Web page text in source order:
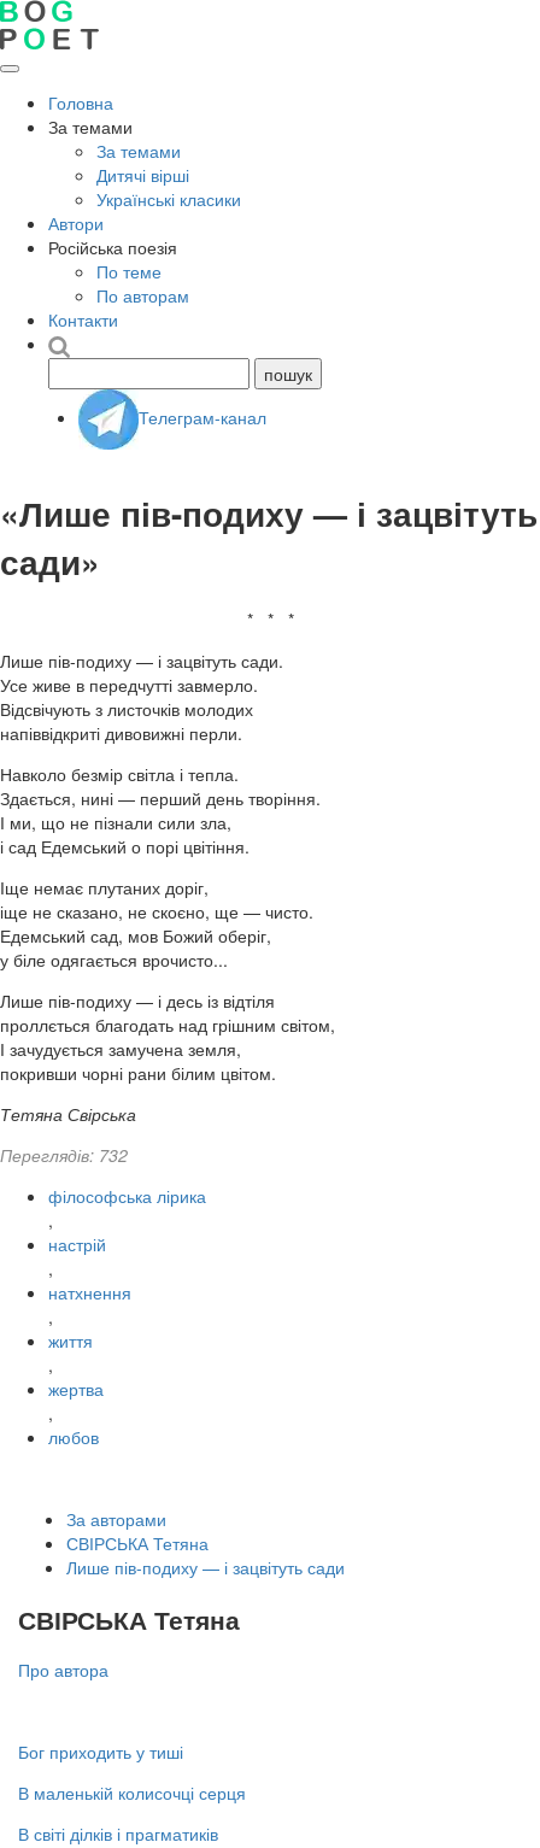
Головна
За темами
За темами
Дитячі вірші
Українські класики
Автори
Російська поезія
По теме
По авторам
Контакти
Телеграм-канал
«Лише пів-подиху — і зацвітуть
сади»
* * *
Лише пів-подиху — і зацвітуть сади.
Усе живе в передчутті завмерло.
Відсвічують з листочків молодих
напіввідкриті дивовижні перли.
Навколо безмір світла і тепла.
Здається, нині — перший день творіння.
І ми, що не пізнали сили зла,
і сад Едемський о порі цвітіння.
Іще немає плутаних доріг,
іще не сказано, не скоєно, ще — чисто.
Едемський сад, мов Божий оберіг,
у біле одягається врочисто...
Лише пів-подиху — і десь із відтіля
проллється благодать над грішним світом,
І зачудується замучена земля,
покривши чорні рани білим цвітом.
Тетяна Свірська
Переглядів: 732
філософська лірика
,
настрій
,
натхнення
,
життя
,
жертва
,
любов
За авторами
СВІРСЬКА Тетяна
Лише пів-подиху — і зацвітуть сади
СВІРСЬКА Тетяна
Про автора
Бог приходить у тиші
В маленькій колисочці серця
В світі ділків і прагматиків